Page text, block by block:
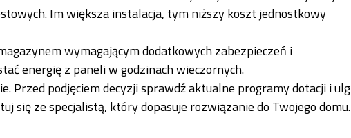
Im większa instalacja, tym niższy koszt jednostkowy
wymagającym dodatkowych zabezpieczeń i
energię z paneli w godzinach wieczornych.
Przed podjęciem decyzji sprawdź aktualne programy dotacji i ulg
się ze specjalistą, który dopasuje rozwiązanie do Twojego domu.